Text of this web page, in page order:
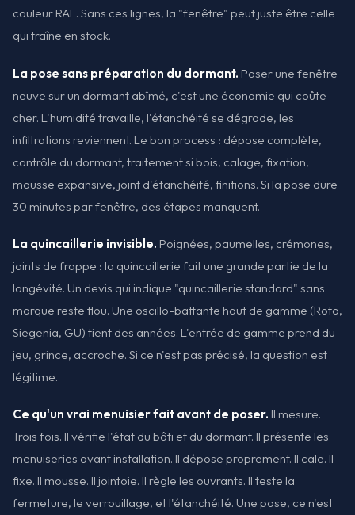
couleur RAL. Sans ces lignes, la "fenêtre" peut juste être celle
qui traîne en stock.
La pose sans préparation du dormant. Poser une fenêtre
neuve sur un dormant abîmé, c'est une économie qui coûte
cher. L'humidité travaille, l'étanchéité se dégrade, les
infiltrations reviennent. Le bon process : dépose complète,
contrôle du dormant, traitement si bois, calage, fixation,
mousse expansive, joint d'étanchéité, finitions. Si la pose dure
30 minutes par fenêtre, des étapes manquent.
La quincaillerie invisible. Poignées, paumelles, crémones,
joints de frappe : la quincaillerie fait une grande partie de la
longévité. Un devis qui indique "quincaillerie standard" sans
marque reste flou. Une oscillo-battante haut de gamme (Roto,
Siegenia, GU) tient des années. L'entrée de gamme prend du
jeu, grince, accroche. Si ce n'est pas précisé, la question est
légitime.
Ce qu'un vrai menuisier fait avant de poser. Il mesure.
Trois fois. Il vérifie l'état du bâti et du dormant. Il présente les
menuiseries avant installation. Il dépose proprement. Il cale. Il
fixe. Il mousse. Il jointoie. Il règle les ouvrants. Il teste la
fermeture, le verrouillage, et l'étanchéité. Une pose, ce n'est